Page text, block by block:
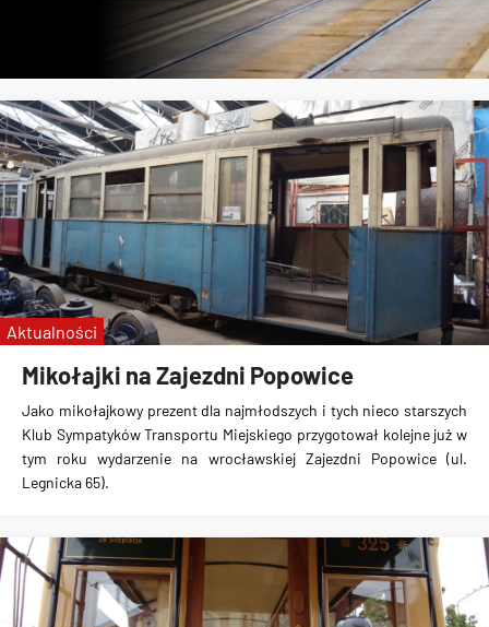
Pesa
przetarg
nowe tramwaje
Mikołajki na Zajezdni Popowice
Jako mikołajkowy prezent dla najmłodszych i tych nieco starszych
Klub Sympatyków Transportu Miejskiego przygotował kolejne już w
tym roku wydarzenie na wrocławskiej Zajezdni Popowice (ul.
Legnicka 65).
Aktualności